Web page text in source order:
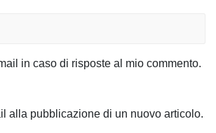
in caso di risposte al mio commento.
alla pubblicazione di un nuovo articolo.